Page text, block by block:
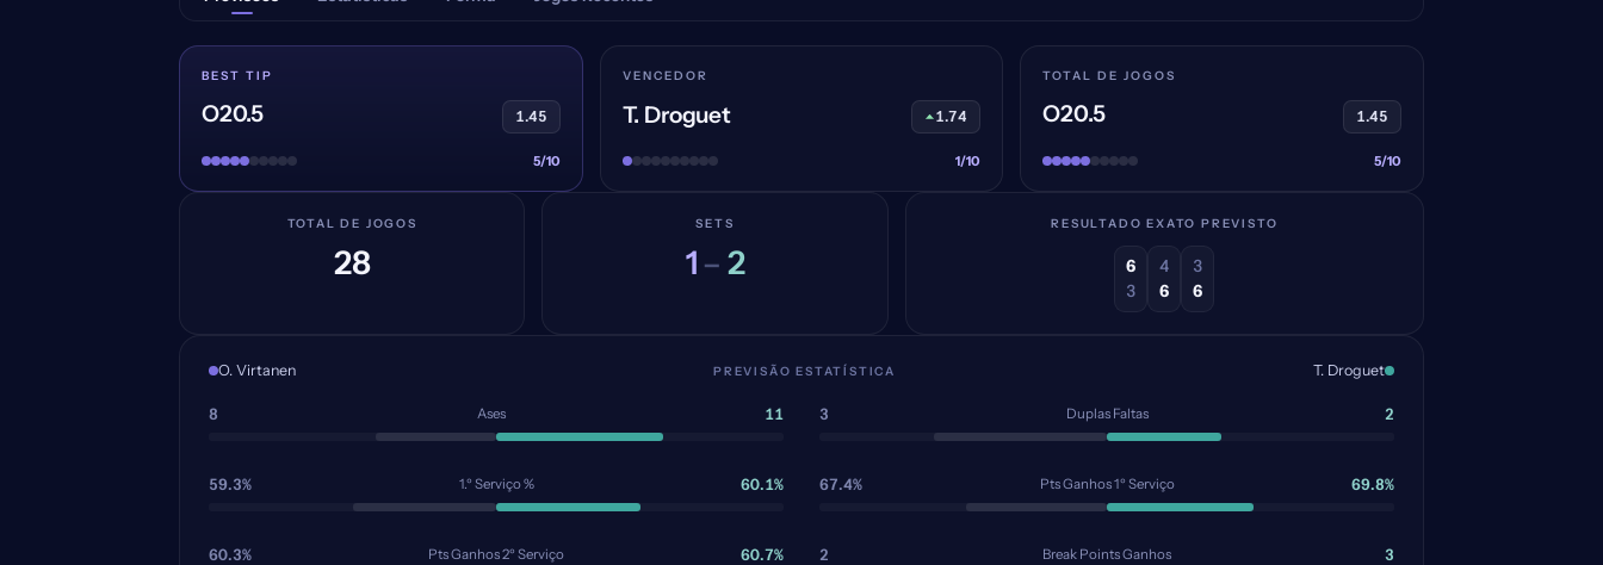
BEST TIP
O20.5 1.45
5/10
VENCEDOR
T. Droguet 1.74
1/10
TOTAL DE JOGOS
O20.5 1.45
5/10
TOTAL DE JOGOS
28
SETS
1 – 2
RESULTADO EXATO PREVISTO
6
3
4
6
3
6
O. Virtanen PREVISÃO ESTATÍSTICA T. Droguet
8 Ases 11 3 Duplas Faltas 2
59.3% 1.º Serviço % 60.1% 67.4% Pts Ganhos 1º Serviço 69.8%
60.3% Pts Ganhos 2º Serviço 60.7% 2 Break Points Ganhos 3